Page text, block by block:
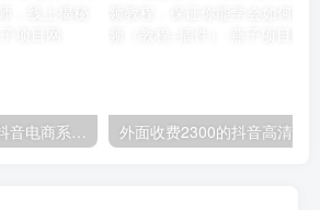
玺承·电商企业玩转抖音电商系列课，6大维度，6位老师，线上揭秘抖音商家入局SOP